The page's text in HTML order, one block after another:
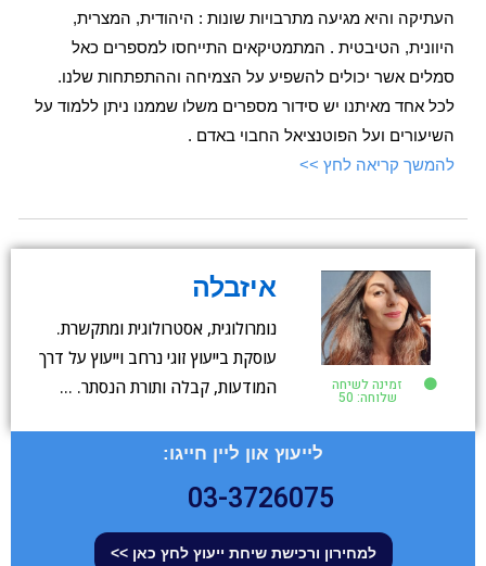
העתיקה והיא מגיעה מתרבויות שונות : היהודית, המצרית,
היוונית, הטיבטית . המתמטיקאים התייחסו למספרים כאל
סמלים אשר יכולים להשפיע על הצמיחה וההתפתחות שלנו.
לכל אחד מאיתנו יש סידור מספרים משלו שממנו ניתן ללמוד על
השיעורים ועל הפוטנציאל החבוי באדם .
להמשך קריאה לחץ >>
זמינה לשיחה
שלוחה: 50
איזבלה
נומרולוגית, אסטרולוגית ומתקשרת.
עוסקת בייעוץ זוגי נרחב וייעוץ על דרך
המודעות, קבלה ותורת הנסתר. …
לייעוץ און ליין חייגו:
03-3726075
למחירון ורכישת שיחת ייעוץ לחץ כאן >>